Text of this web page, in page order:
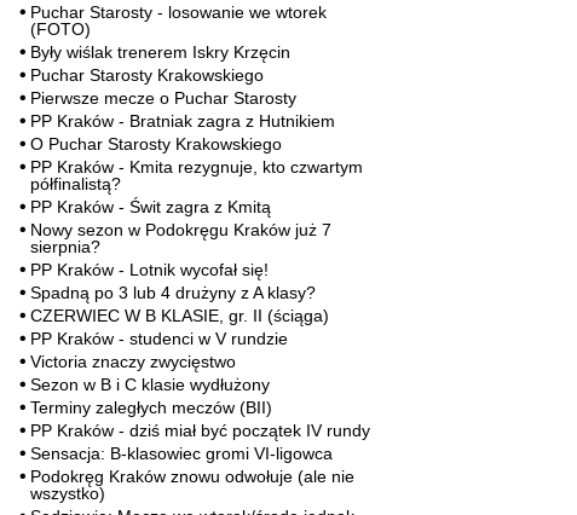
Puchar Starosty - losowanie we wtorek
(FOTO)
Były wiślak trenerem Iskry Krzęcin
Puchar Starosty Krakowskiego
Pierwsze mecze o Puchar Starosty
PP Kraków - Bratniak zagra z Hutnikiem
O Puchar Starosty Krakowskiego
PP Kraków - Kmita rezygnuje, kto czwartym
półfinalistą?
PP Kraków - Świt zagra z Kmitą
Nowy sezon w Podokręgu Kraków już 7
sierpnia?
PP Kraków - Lotnik wycofał się!
Spadną po 3 lub 4 drużyny z A klasy?
CZERWIEC W B KLASIE, gr. II (ściąga)
PP Kraków - studenci w V rundzie
Victoria znaczy zwycięstwo
Sezon w B i C klasie wydłużony
Terminy zaległych meczów (BII)
PP Kraków - dziś miał być początek IV rundy
Sensacja: B-klasowiec gromi VI-ligowca
Podokręg Kraków znowu odwołuje (ale nie
wszystko)